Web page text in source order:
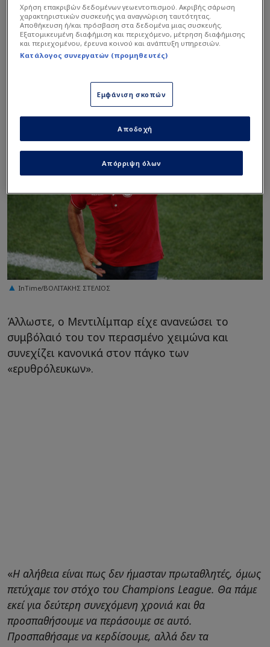
Θέλει φορ που βγάζει...
μάτια ο Ολυμπιακός - 28
γκολ φέτος (ΒΙΝΤΕΟ)
της ΑΕΚ σε Ολυμπιακό -
Σύνθημα για Μεντιλίμπαρ
InTime/ΒΟΛΙΤΑΚΗΣ ΣΤΕΛΙΟΣ
Άλλωστε, ο Μεντιλίμπαρ είχε ανανεώσει το
συμβόλαιό του τον περασμένο χειμώνα και
συνεχίζει κανονικά στον πάγκο των
«ερυθρόλευκων».
«Η αλήθεια είναι πως δεν ήμασταν πρωταθλητές, όμως
πετύχαμε τον στόχο του Champions League. Θα πάμε
εκεί για δεύτερη συνεχόμενη χρονιά και θα
προσπαθήσουμε να περάσουμε σε αυτό.
Προσπαθήσαμε να κερδίσουμε, αλλά δεν τα
Χρήση επακριβών δεδομένων γεωεντοπισμού. Ακριβής σάρωση
χαρακτηριστικών συσκευής για αναγνώριση ταυτότητας.
Αποθήκευση ή/και πρόσβαση στα δεδομένα μιας συσκευής.
Εξατομικευμένη διαφήμιση και περιεχόμενο, μέτρηση διαφήμισης
και περιεχομένου, έρευνα κοινού και ανάπτυξη υπηρεσιών.
Κατάλογος συνεργατών (προμηθευτές)
Εμφάνιση σκοπών
Απόρριψη όλων
Αποδοχή